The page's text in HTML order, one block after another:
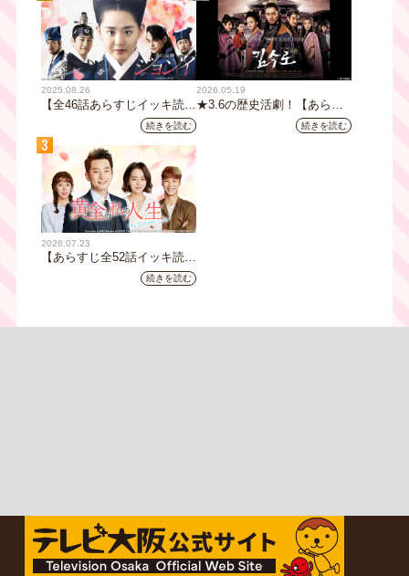
2025.08.26
【全46話あらすじイッキ読
み】韓国ドラマ『火の女神
ジョンイ』｜テレビ大阪 9
月11日（木）朝8時放送スタ
ート
続きを読む
2026.05.19
★3.6の歴史活劇！【あらす
じ全32話イッキ読み】韓国ド
ラマ『鉄の王 キム・スロ』
続きを読む
3
2026.07.23
【あらすじ全52話イッキ読
み】韓国ドラマ『黄金の私の
人生』｜テレビ大阪 月曜～
続きを読む